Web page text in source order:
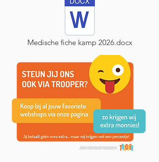
Medische fiche kamp 2026.docx